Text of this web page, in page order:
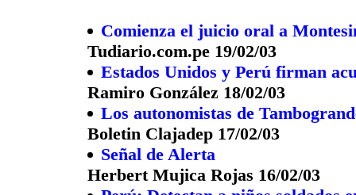
Comienza el juicio oral a
Tudiario.com.pe 19/02/03
Estados Unidos y Perú firman
Ramiro González 18/02/03
Los autonomistas de
Boletin Clajadep 17/02/03
Señal de Alerta
Herbert Mujica Rojas 16/02/03